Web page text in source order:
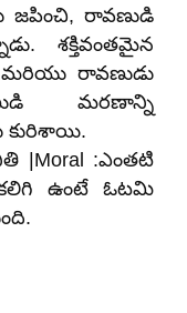
జపించి, రావణుడి
శక్తివంతమైన
రావణుడు
మరణాన్ని
కురిశాయి.
:ఎంతటి
కలిగి ఉంటే ఓటమి